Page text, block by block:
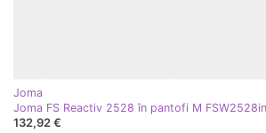
Joma
Joma FS Reactiv 2528 în pantofi M
132,92 €